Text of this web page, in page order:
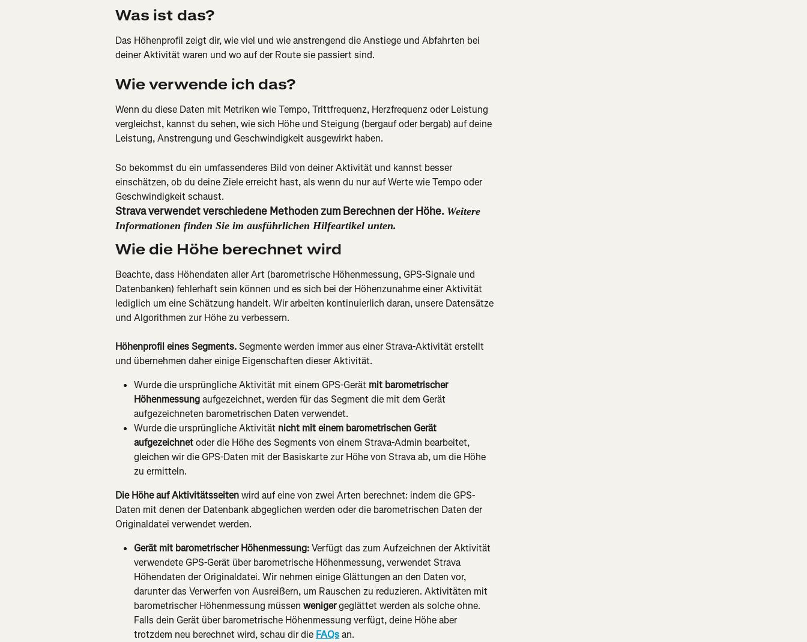
Was ist das?
Das Höhenprofil zeigt dir, wie viel und wie anstrengend die Anstiege und Abfahrten bei
deiner Aktivität waren und wo auf der Route sie passiert sind.
Wie verwende ich das?
Wenn du diese Daten mit Metriken wie Tempo, Trittfrequenz, Herzfrequenz oder Leistung
vergleichst, kannst du sehen, wie sich Höhe und Steigung (bergauf oder bergab) auf deine
Leistung, Anstrengung und Geschwindigkeit ausgewirkt haben.
So bekommst du ein umfassenderes Bild von deiner Aktivität und kannst besser
einschätzen, ob du deine Ziele erreicht hast, als wenn du nur auf Werte wie Tempo oder
Geschwindigkeit schaust.
Strava verwendet verschiedene Methoden zum Berechnen der Höhe. Weitere
Informationen finden Sie im ausführlichen Hilfeartikel unten.
Wie die Höhe berechnet wird
Beachte, dass Höhendaten aller Art (barometrische Höhenmessung, GPS-Signale und
Datenbanken) fehlerhaft sein können und es sich bei der Höhenzunahme einer Aktivität
lediglich um eine Schätzung handelt. Wir arbeiten kontinuierlich daran, unsere Datensätze
und Algorithmen zur Höhe zu verbessern.
Höhenprofil eines Segments. Segmente werden immer aus einer Strava-Aktivität erstellt
und übernehmen daher einige Eigenschaften dieser Aktivität.
Wurde die ursprüngliche Aktivität mit einem GPS-Gerät mit barometrischer
Höhenmessung aufgezeichnet, werden für das Segment die mit dem Gerät
aufgezeichneten barometrischen Daten verwendet.
Wurde die ursprüngliche Aktivität nicht mit einem barometrischen Gerät
aufgezeichnet oder die Höhe des Segments von einem Strava-Admin bearbeitet,
gleichen wir die GPS-Daten mit der Basiskarte zur Höhe von Strava ab, um die Höhe
zu ermitteln.
Die Höhe auf Aktivitätsseiten wird auf eine von zwei Arten berechnet: indem die GPS-
Daten mit denen der Datenbank abgeglichen werden oder die barometrischen Daten der
Originaldatei verwendet werden.
Gerät mit barometrischer Höhenmessung: Verfügt das zum Aufzeichnen der Aktivität
verwendete GPS-Gerät über barometrische Höhenmessung, verwendet Strava
Höhendaten der Originaldatei. Wir nehmen einige Glättungen an den Daten vor,
darunter das Verwerfen von Ausreißern, um Rauschen zu reduzieren. Aktivitäten mit
barometrischer Höhenmessung müssen weniger geglättet werden als solche ohne.
Falls dein Gerät über barometrische Höhenmessung verfügt, deine Höhe aber
trotzdem neu berechnet wird, schau dir die FAQs an.